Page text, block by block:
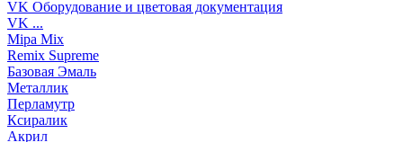
VK Оборудование и цветовая документация
VK ...
Mipa Mix
Remix Supreme
Базовая Эмаль
Металлик
Перламутр
Ксиралик
Акрил